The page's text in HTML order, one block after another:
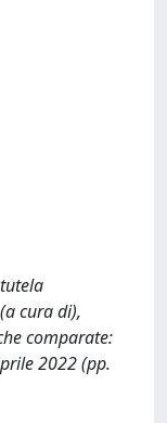
cura di),
comparate:
2022 (pp.